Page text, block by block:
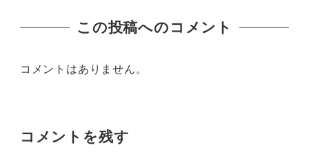
この投稿へのコメント
コメントはありません。
コメントを残す